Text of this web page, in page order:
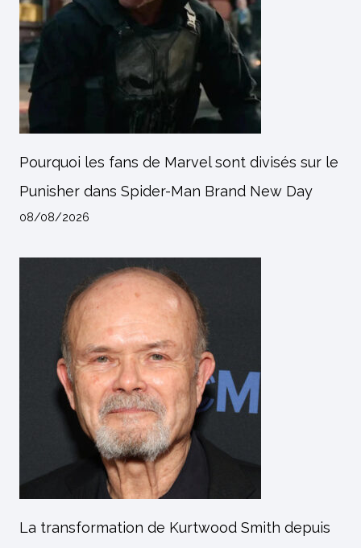
Pourquoi les fans de Marvel sont divisés sur le
Punisher dans Spider-Man Brand New Day
08/08/2026
La transformation de Kurtwood Smith depuis